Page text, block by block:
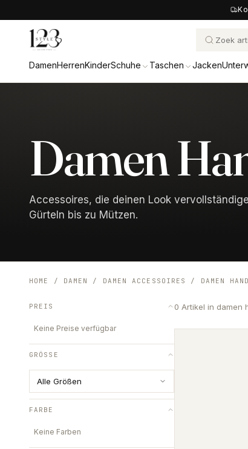
DamenHerrenKinderSchuhe Taschen Jacken
Damen
Accessoires, die deinen Look
Gürteln bis zu Mützen.
HOME / DAMEN / DAMEN ACCESSOIRES / DAMEN
PREIS
Keine Preise verfügbar
GRÖSSE
Alle Größen
FARBE
Keine Farben
0 Artikel in damen